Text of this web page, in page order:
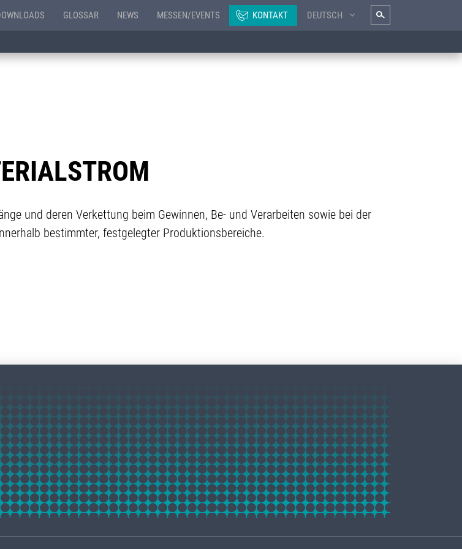
GLOSSAR NEWS MESSEN/EVENTS KONTAKT DEUTSCH
und deren Verkettung beim Gewinnen, Be- und Verarbeiten sowie bei der
bestimmter, festgelegter Produktionsbereiche.